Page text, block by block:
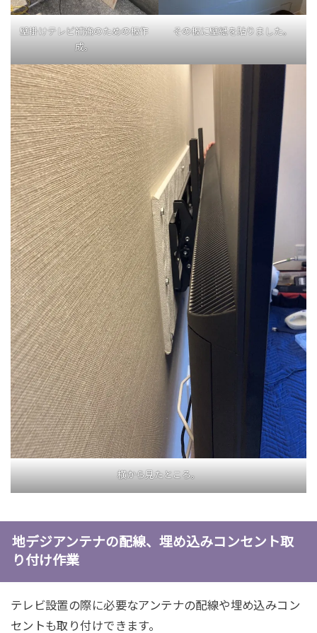
壁掛けテレビ補強のための板作
成。
その板に壁紙を貼りました。
横から見たところ。
地デジアンテナの配線、埋め込みコンセント取
り付け作業
テレビ設置の際に必要なアンテナの配線や埋め込みコン
セントも取り付けできます。